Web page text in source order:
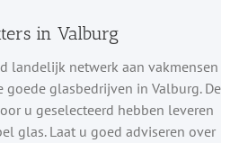
in Valburg
landelijk netwerk aan vakmensen
glasbedrijven in Valburg. De
u geselecteerd hebben leveren
glas. Laat u goed adviseren over